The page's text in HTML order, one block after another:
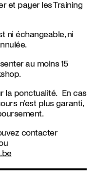
et payer les Training
ni échangeable, ni
au moins 15
la ponctualité. En cas
n’est plus garanti,
contacter